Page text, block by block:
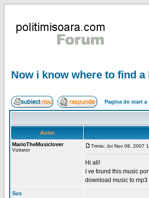
Now i know where to find
Pagina de start
Autor
MarioTheMusiclover
Vizitator
Trimis: Joi Nov 08, 2007
Hi all!
I ve found this music
download music to mp3
Sus